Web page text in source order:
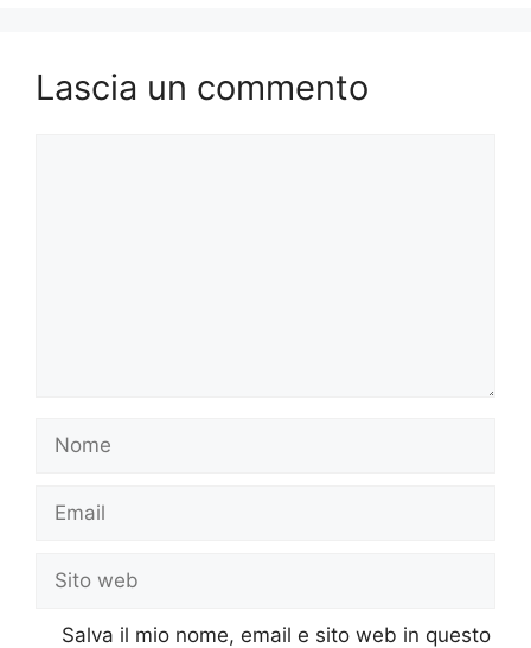
Lascia un commento
Nome
Email
Sito
web
Salva il mio nome, email e sito web in questo